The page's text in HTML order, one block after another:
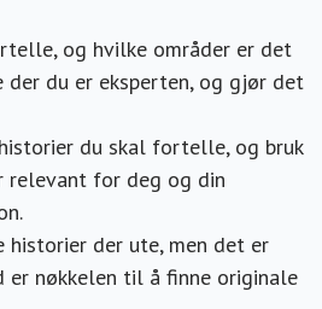
og hvilke områder er det
du er eksperten, og gjør det
du skal fortelle, og bruk
relevant for deg og din
der ute, men det er
er nøkkelen til å finne originale